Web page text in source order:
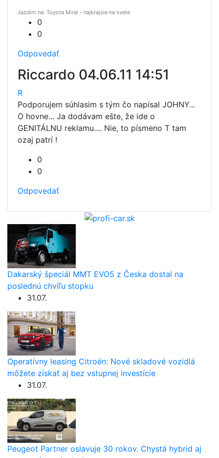
Jazdím na: Toyota Mirai - najkrajsie na svete
0
0
Odpovedať
Riccardo 04.06.11 14:51
R
Podporujem súhlasim s tým čo napísal JOHNY...
O hovne... Ja dodávam ešte, že ide o
GENITÁLNU reklamu.... Nie, to písmeno T tam
ozaj patrí !
0
0
Odpovedať
Dakarský špeciál MMT EVO5 z Česka dostal na
poslednú chvíľu stopku
31.07.
Operatívny leasing Citroën: Nové skladové vozidlá
môžete získať aj bez vstupnej investície
31.07.
Peugeot Partner oslavuje 30 rokov. Chystá hybrid aj